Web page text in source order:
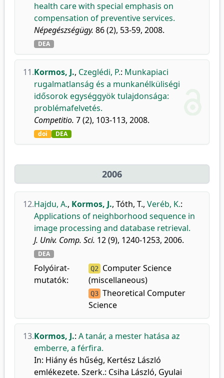
health care with special emphasis on
compensation of preventive services.
Népegészségügy. 86 (2), 53-59, 2008.
DEA
11.Kormos, J., Czeglédi, P.: Munkapiaci
rugalmatlanság és a munkanélküliségi
idősorok egységgyök tulajdonsága:
problémafelvetés.
Competitio. 7 (2), 103-113, 2008.
doi DEA
2006
12.Hajdu, A., Kormos, J., Tóth, T., Veréb, K.:
Applications of neighborhood sequence in
image processing and database retrieval.
J. Univ. Comp. Sci. 12 (9), 1240-1253, 2006.
DEA
Folyóirat-
mutatók:
Q2
Computer Science
(miscellaneous)
Q3 Theoretical Computer
Science
13.Kormos, J.: A tanár, a mester hatása az
emberre, a férfira.
In: Hiány és hűség, Kertész László
emlékezete. Szerk.: Csiha László, Gyulai